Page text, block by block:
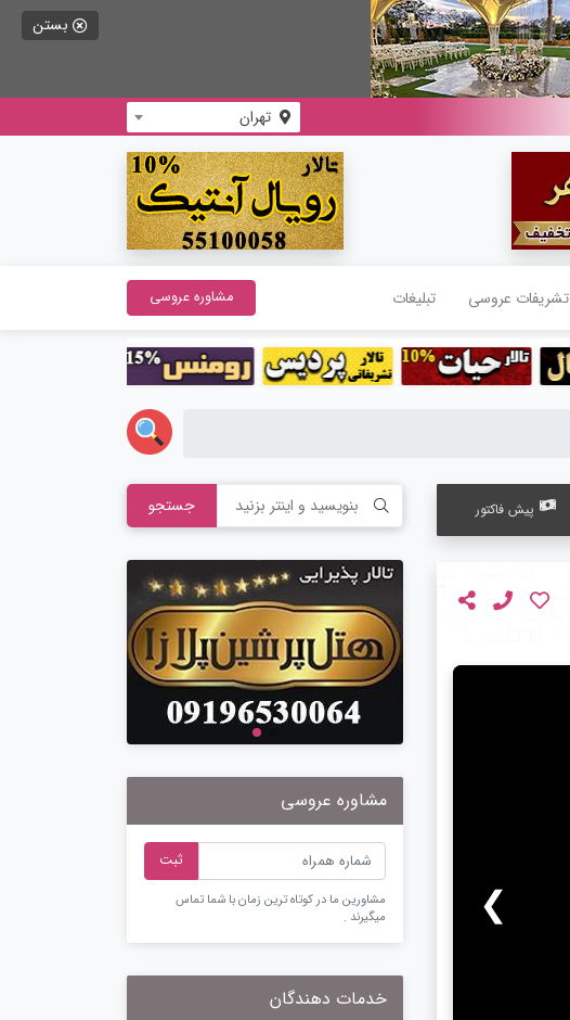
بستن
تهران
تشریفات عروسی تبلیغات مشاوره عروسی
پیش فاکتور
❯
جستجو
مشاوره عروسی
ثبت
مشاورین ما در کوتاه ترین زمان با شما تماس
میگیرند .
خدمات دهندگان